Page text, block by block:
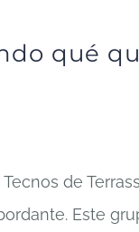
qué
de
Este